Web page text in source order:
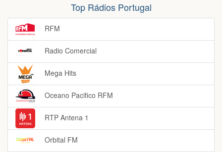
Top Rádios Portugal
RFM
Radio Comercial
Mega Hits
Oceano Pacifico RFM
RTP Antena 1
Orbital FM